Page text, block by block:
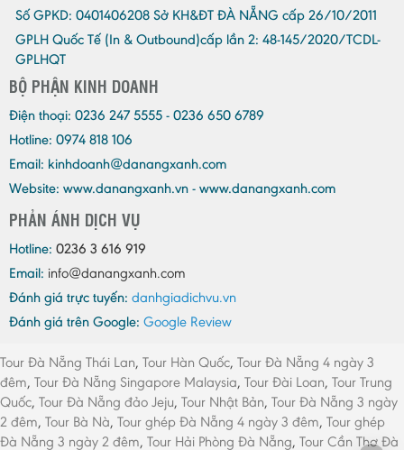
Số GPKD: 0401406208 Sở KH&ĐT ĐÀ NẴNG cấp 26/10/2011
GPLH Quốc Tế (In & Outbound)cấp lần 2: 48-145/2020/TCDL-
GPLHQT
BỘ PHẬN KINH DOANH
Điện thoại: 0236 247 5555 - 0236 650 6789
Hotline: 0974 818 106
Email: kinhdoanh@danangxanh.com
Website: www.danangxanh.vn - www.danangxanh.com
PHẢN ÁNH DỊCH VỤ
Hotline: 0236 3 616 919
Email: info@danangxanh.com
Đánh giá trực tuyến: danhgiadichvu.vn
Đánh giá trên Google: Google Review
Tour Đà Nẵng Thái Lan, Tour Hàn Quốc, Tour Đà Nẵng 4 ngày 3
đêm, Tour Đà Nẵng Singapore Malaysia, Tour Đài Loan, Tour Trung
Quốc, Tour Đà Nẵng đảo Jeju, Tour Nhật Bản, Tour Đà Nẵng 3 ngày
2 đêm, Tour Bà Nà, Tour ghép Đà Nẵng 4 ngày 3 đêm, Tour ghép
Đà Nẵng 3 ngày 2 đêm, Tour Hải Phòng Đà Nẵng, Tour Cần Thơ Đà